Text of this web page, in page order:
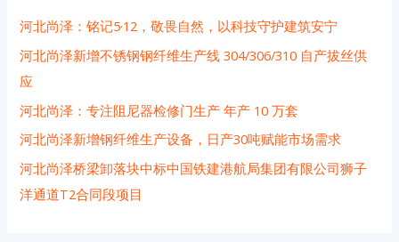
河北尚泽：铭记5·12，敬畏自然，以科技守护建筑安宁
河北尚泽新增不锈钢钢纤维生产线 304/306/310 自产拔丝供
应
河北尚泽：专注阻尼器检修门生产 年产 10 万套
河北尚泽新增钢纤维生产设备，日产30吨赋能市场需求
河北尚泽桥梁卸落块中标中国铁建港航局集团有限公司狮子
洋通道T2合同段项目